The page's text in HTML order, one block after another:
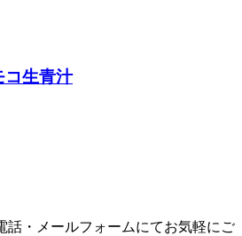
コ生青汁
話・メールフォームにてお気軽にご